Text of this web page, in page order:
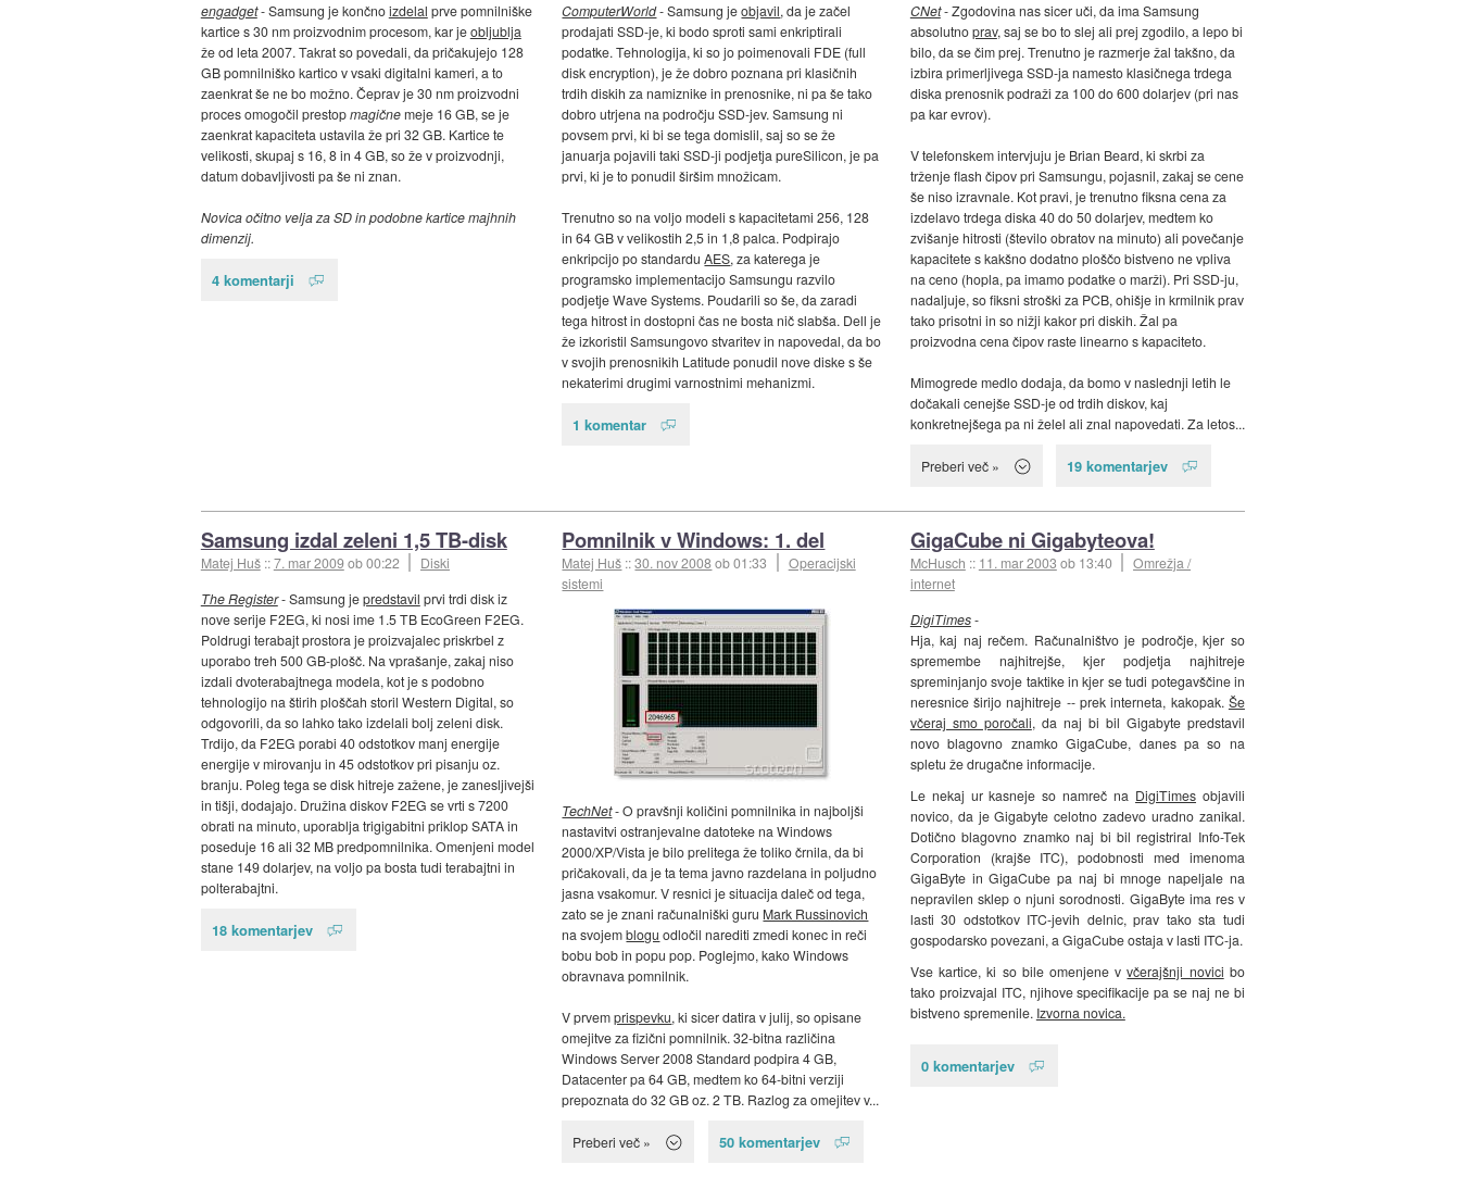
engadget- Samsung je končnoizdelal prve pomnilniške
kartice s 30 nm proizvodnim procesom, kar jeobljublja
že od leta 2007. Takrat so povedali, da pričakujejo 128
GB pomnilniško kartico v vsaki digitalni kameri, a to
zaenkrat še ne bo možno. Čeprav je 30 nm proizvodni
proces omogočil prestopmagičnemeje 16 GB, se je
zaenkrat kapaciteta ustavila že pri 32 GB. Kartice te
velikosti, skupaj s 16, 8 in 4 GB, so že v proizvodnji,
datum dobavljivosti pa še ni znan.
Novica očitno velja za SD in podobne kartice majhnih
dimenzij.
4 komentarji
ComputerWorld- Samsung jeobjavil, da je začel
prodajati SSD-je, ki bodo sproti sami enkriptirali
podatke. Tehnologija, ki so jo poimenovali FDE (full
disk encryption), je že dobro poznana pri klasičnih
trdih diskih za namiznike in prenosnike, ni pa še tako
dobro utrjena na področju SSD-jev. Samsung ni
povsem prvi, ki bi se tega domislil, saj so se že
januarja pojavili taki SSD-ji podjetja pureSilicon, je pa
prvi, ki je to ponudil širšim množicam.
Trenutno so na voljo modeli s kapacitetami 256, 128
in 64 GB v velikostih 2,5 in 1,8 palca. Podpirajo
enkripcijo po standarduAES, za katerega je
programsko implementacijo Samsungu razvilo
podjetje Wave Systems. Poudarili so še, da zaradi
tega hitrost in dostopni čas ne bosta nič slabša. Dell je
že izkoristil Samsungovo stvaritev in napovedal, da bo
v svojih prenosnikih Latitude ponudil nove diske s še
nekaterimi drugimi varnostnimi mehanizmi.
1 komentar
CNet- Zgodovina nas sicer uči, da ima Samsung
absolutnoprav, saj se bo to slej ali prej zgodilo, a lepo bi
bilo, da se čim prej. Trenutno je razmerje žal takšno, da
izbira primerljivega SSD-ja namesto klasičnega trdega
diska prenosnik podraži za 100 do 600 dolarjev (pri nas
pa kar evrov).
V telefonskem intervjuju je Brian Beard, ki skrbi za
trženje flash čipov pri Samsungu, pojasnil, zakaj se cene
še niso izravnale. Kot pravi, je trenutno fiksna cena za
izdelavo trdega diska 40 do 50 dolarjev, medtem ko
zvišanje hitrosti (število obratov na minuto) ali povečanje
kapacitete s kakšno dodatno ploščo bistveno ne vpliva
na ceno (hopla, pa imamo podatke o marži). Pri SSD-ju,
nadaljuje, so fiksni stroški za PCB, ohišje in krmilnik prav
tako prisotni in so nižji kakor pri diskih. Žal pa
proizvodna cena čipov raste linearno s kapaciteto.
Mimogrede medlo dodaja, da bomo v naslednji letih le
dočakali cenejše SSD-je od trdih diskov, kaj
konkretnejšega pa ni želel ali znal napovedati. Za letos...
Preberi več » 19 komentarjev
Samsung izdal zeleni 1,5 TB-disk
Matej Huš ::7. mar 2009ob 00:22
Diski
The Register- Samsung jepredstavil prvi trdi disk iz
nove serije F2EG, ki nosi ime 1.5 TB EcoGreen F2EG.
Poldrugi terabajt prostora je proizvajalec priskrbel z
uporabo treh 500 GB-plošč. Na vprašanje, zakaj niso
izdali dvoterabajtnega modela, kot je s podobno
tehnologijo na štirih ploščah storil Western Digital, so
odgovorili, da so lahko tako izdelali bolj zeleni disk.
Trdijo, da F2EG porabi 40 odstotkov manj energije
energije v mirovanju in 45 odstotkov pri pisanju oz.
branju. Poleg tega se disk hitreje zažene, je zanesljivejši
in tišji, dodajajo. Družina diskov F2EG se vrti s 7200
obrati na minuto, uporablja trigigabitni priklop SATA in
poseduje 16 ali 32 MB predpomnilnika. Omenjeni model
stane 149 dolarjev, na voljo pa bosta tudi terabajtni in
polterabajtni.
18 komentarjev
Pomnilnik v Windows: 1. del
Matej Huš ::30. nov 2008ob 01:33
Operacijski
sistemi
TechNet- O pravšnji količini pomnilnika in najboljši
nastavitvi ostranjevalne datoteke na Windows
2000/XP/Vista je bilo prelitega že toliko črnila, da bi
pričakovali, da je ta tema javno razdelana in poljudno
jasna vsakomur. V resnici je situacija daleč od tega,
zato se je znani računalniški guru Mark Russinovich
na svojemblogu odločil narediti zmedi konec in reči
bobu bob in popu pop. Poglejmo, kako Windows
obravnava pomnilnik.
V prvemprispevku, ki sicer datira v julij, so opisane
omejitve za fizični pomnilnik. 32-bitna različina
Windows Server 2008 Standard podpira 4 GB,
Datacenter pa 64 GB, medtem ko 64-bitni verziji
prepoznata do 32 GB oz. 2 TB. Razlog za omejitev v...
Preberi več » 50 komentarjev
GigaCube ni Gigabyteova!
McHusch :: 11. mar 2003 ob 13:40
Omrežja /
internet
DigiTimes-
Hja, kaj naj rečem. Računalništvo je področje, kjer so
spremembe najhitrejše, kjer podjetja najhitreje
spreminjanjo svoje taktike in kjer se tudi potegavščine in
neresnice širijo najhitreje -- prek interneta, kakopak. Še
včeraj smo poročali, da naj bi bil Gigabyte predstavil
novo blagovno znamko GigaCube, danes pa so na
spletu že drugačne informacije.
Le nekaj ur kasneje so namreč na DigiTimes objavili
novico, da je Gigabyte celotno zadevo uradno zanikal.
Dotično blagovno znamko naj bi bil registriral Info-Tek
Corporation (krajše ITC), podobnosti med imenoma
GigaByte in GigaCube pa naj bi mnoge napeljale na
nepravilen sklep o njuni sorodnosti. GigaByte ima res v
lasti 30 odstotkov ITC-jevih delnic, prav tako sta tudi
gospodarsko povezani, a GigaCube ostaja v lasti ITC-ja.
Vse kartice, ki so bile omenjene vvčerajšnji novici bo
tako proizvajal ITC, njihove specifikacije pa se naj ne bi
bistveno spremenile. Izvorna novica.
0 komentarjev